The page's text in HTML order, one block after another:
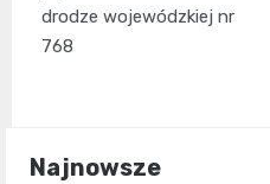
drodze wojewódzkiej nr
768
Najnowsze